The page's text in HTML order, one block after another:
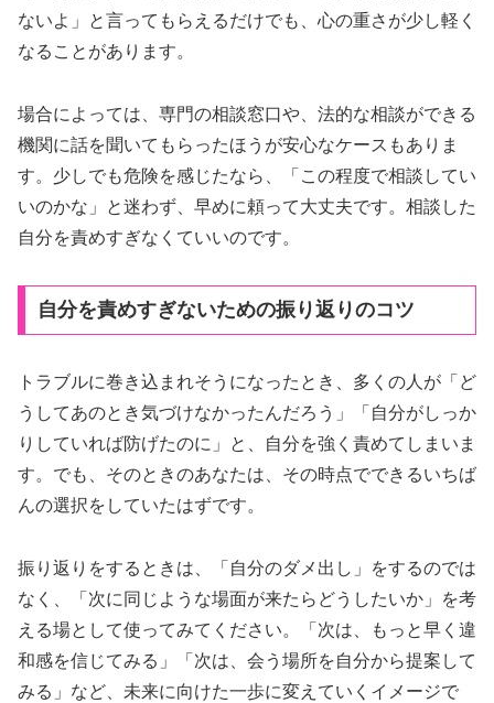
ないよ」と言ってもらえるだけでも、心の重さが少し軽く
なることがあります。
場合によっては、専門の相談窓口や、法的な相談ができる
機関に話を聞いてもらったほうが安心なケースもありま
す。少しでも危険を感じたなら、「この程度で相談してい
いのかな」と迷わず、早めに頼って大丈夫です。相談した
自分を責めすぎなくていいのです。
自分を責めすぎないための振り返りのコツ
トラブルに巻き込まれそうになったとき、多くの人が「ど
うしてあのとき気づけなかったんだろう」「自分がしっか
りしていれば防げたのに」と、自分を強く責めてしまいま
す。でも、そのときのあなたは、その時点でできるいちば
んの選択をしていたはずです。
振り返りをするときは、「自分のダメ出し」をするのでは
なく、「次に同じような場面が来たらどうしたいか」を考
える場として使ってみてください。「次は、もっと早く違
和感を信じてみる」「次は、会う場所を自分から提案して
みる」など、未来に向けた一歩に変えていくイメージで